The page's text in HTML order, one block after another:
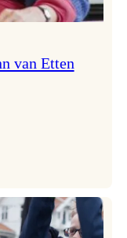
van Etten